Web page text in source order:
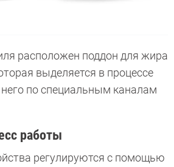
расположен поддон для жира
выделяется в процессе
него по специальным каналам
работы
регулируются с помощью